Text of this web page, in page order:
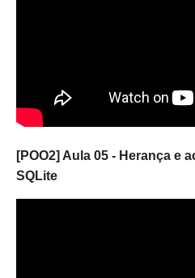
[POO2] Aula 05 - Herança e
SQLite